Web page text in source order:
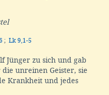
; Lk 9,1-5
Jünger zu sich und gab
unreinen Geister, sie
Krankheit und jedes